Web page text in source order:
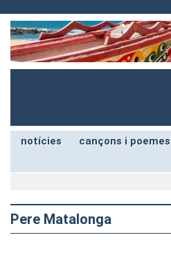
notícies cançons i poemes
Pere Matalonga